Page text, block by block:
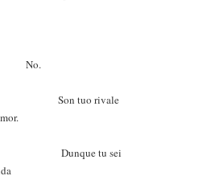
rivale
tu sei